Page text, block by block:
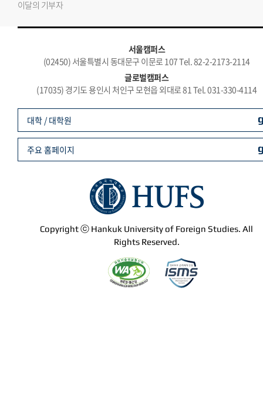
이달의 기부자
서울캠퍼스
(02450) 서울특별시 동대문구 이문로 107 Tel. 82-2-2173-2114
글로벌캠퍼스
(17035) 경기도 용인시 처인구 모현읍 외대로 81 Tel. 031-330-4114
Copyright ⓒ Hankuk University of Foreign Studies. All
Rights Reserved.
대학 / 대학원
주요 홈페이지